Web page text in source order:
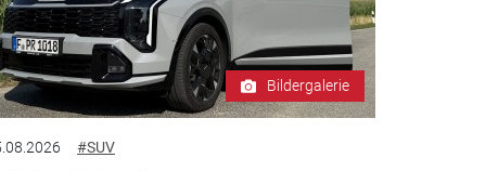
Bildergalerie
#SUV